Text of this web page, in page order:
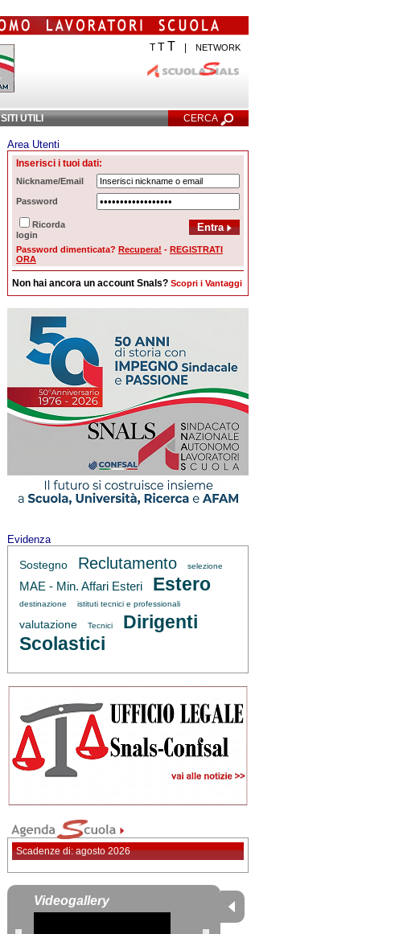
T TT NETWORK
SITI UTILI CERCA
Ricerca Avanzata
Area Utenti
Inserisci i tuoi dati:
Nickname/Email
Password
Ricorda
login
Password dimenticata? Recupera! - REGISTRATI
ORA
Non hai ancora un account Snals? Scopri i Vantaggi
Evidenza
Sostegno Reclutamento selezione
MAE - Min. Affari Esteri Estero
destinazione istituti tecnici e professionali
valutazione Tecnici
Dirigenti
Scolastici
Scadenze di: agosto 2026
Videogallery